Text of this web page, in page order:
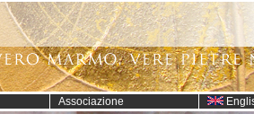
Associazione